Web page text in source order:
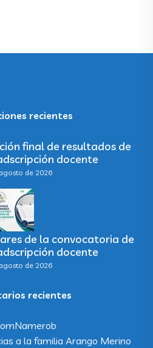
recientes
final de resultados de
docente
de 2026
de la convocatoria de
docente
de 2026
recientes
a la familia Arango Merino